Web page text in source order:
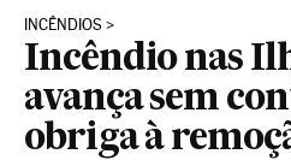
INCÊNDIOS
Incêndio nas
avança sem
obriga à